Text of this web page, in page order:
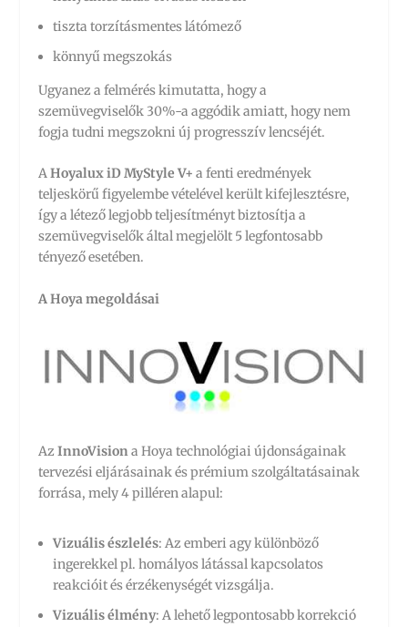
tiszta torzításmentes látómező
könnyű megszokás
Ugyanez a felmérés kimutatta, hogy a
szemüvegviselők 30%-a aggódik amiatt, hogy nem
fogja tudni megszokni új progresszív lencséjét.
AHoyalux iD MyStyle V+ a fenti eredmények
teljeskörű figyelembe vételével került kifejlesztésre,
így a létező legjobb teljesítményt biztosítja a
szemüvegviselők által megjelölt 5 legfontosabb
tényező esetében.
A Hoya megoldásai
AzInnoVisiona Hoya technológiai újdonságainak
tervezési eljárásainak és prémium szolgáltatásainak
forrása, mely 4 pilléren alapul:
Vizuális észlelés: Az emberi agy különböző
ingerekkel pl. homályos látással kapcsolatos
reakcióit és érzékenységét vizsgálja.
Vizuális élmény: A lehető legpontosabb korrekció